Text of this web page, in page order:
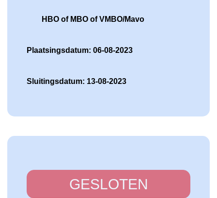
HBO of MBO of VMBO/Mavo
Plaatsingsdatum: 06-08-2023
Sluitingsdatum: 13-08-2023
GESLOTEN